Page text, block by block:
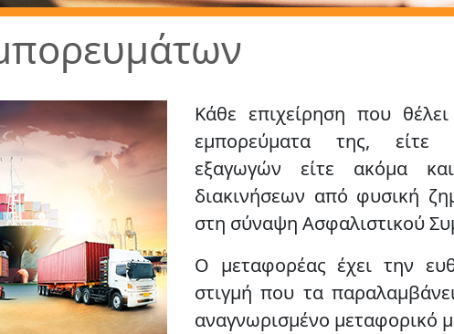
Κάθε επιχείρηση που
εμπορεύματα της,
εξαγωγών είτε ακόμα
διακινήσεων από φυσική
στη σύναψη Ασφαλιστικού
Ο μεταφορέας έχει την
στιγμή που τα
αναγνωρισμένο μεταφορικό